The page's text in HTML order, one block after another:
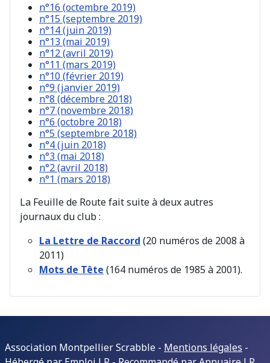
n°16 (octembre 2019)
n°15 (septembre 2019)
n°14 (juin 2019)
n°13 (mai 2019)
n°12 (avril 2019)
n°11 (mars 2019)
n°10 (février 2019)
n°9 (janvier 2019)
n°8 (décembre 2018)
n°7 (novembre 2018)
n°6 (octobre 2018)
n°5 (septembre 2018)
n°4 (juin 2018)
n°3 (mai 2018)
n°2 (avril 2018)
n°1 (mars 2018)
La Feuille de Route fait suite à deux autres
journaux du club :
La Lettre de Raccord (20 numéros de 2008 à
2011)
Mots de Tête (164 numéros de 1985 à 2001).
Association Montpellier Scrabble - Mentions légales -